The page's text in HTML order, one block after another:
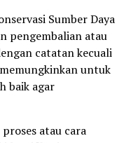
Sumber Daya
pengembalian atau
catatan kecuali
untuk
baik agar
atau cara